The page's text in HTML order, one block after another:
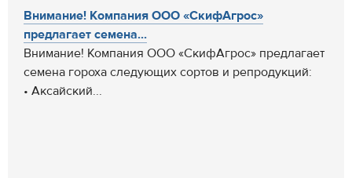
Внимание! Компания ООО «СкифАгрос»
предлагает семена...
Внимание! Компания ООО «СкифАгрос» предлагает
семена гороха следующих сортов и репродукций:
• Аксайский...